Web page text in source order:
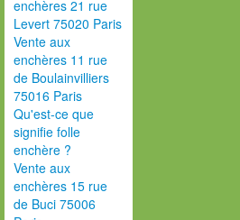
enchères 21 rue
Levert 75020 Paris
Vente aux
enchères 11 rue
de Boulainvilliers
75016 Paris
Qu'est-ce que
signifie folle
enchère ?
Vente aux
enchères 15 rue
de Buci 75006